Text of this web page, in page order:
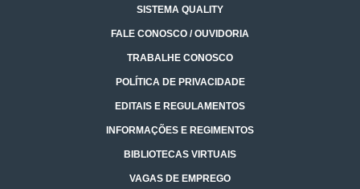
SISTEMA QUALITY
FALE CONOSCO / OUVIDORIA
TRABALHE CONOSCO
POLÍTICA DE PRIVACIDADE
EDITAIS E REGULAMENTOS
INFORMAÇÕES E REGIMENTOS
BIBLIOTECAS VIRTUAIS
VAGAS DE EMPREGO